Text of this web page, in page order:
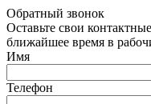
Обратный звонок
Оставьте свои
ближайшее время в
Имя
Телефон